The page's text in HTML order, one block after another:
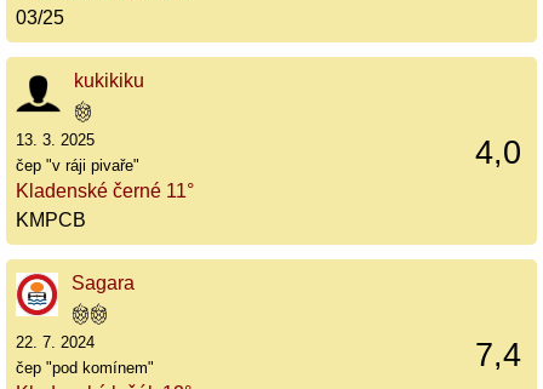
03/25
kukikiku
4,0
13. 3. 2025
čep "v ráji pivaře"
Kladenské černé 11°
KMPCB
Sagara
7,4
22. 7. 2024
čep "pod komínem"